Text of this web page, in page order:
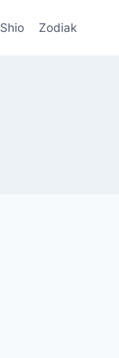
Shio Zodiak